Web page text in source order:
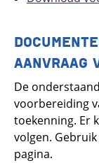
AANVRAAG
De
voorbereiding
toekenning. Er
volgen.
pagina.